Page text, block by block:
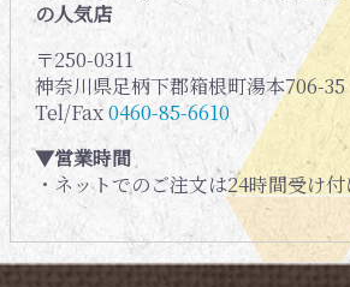
の人気店
〒250-0311
神奈川県足柄下郡箱根町湯本706-35
Tel/Fax0460-85-6610
▼営業時間
・ネットでのご注文は24時間受け付